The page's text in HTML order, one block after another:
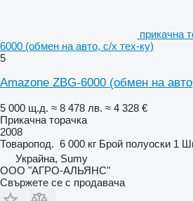
прикачна
6000 (обмен на авто, с/х тех-ку)
5
Amazone ZBG-6000 (обмен на
5 000 щ.д. ≈ 8 478 лв. ≈ 4 328 €
Прикачна торачка
2008
Товаропод. 6 000 кг Брой полуоски 1
Украйна, Sumy
ООО "АГРО-АЛЬЯНС"
Свържете се с продавача